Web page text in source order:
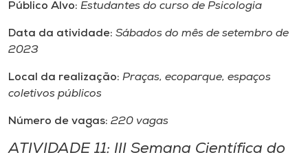
Público Alvo: Estudantes do curso de Psicologia
Data da atividade: Sábados do mês de setembro de
2023
Local da realização: Praças, ecoparque, espaços
coletivos públicos
Número de vagas: 220 vagas
ATIVIDADE 11: III Semana Científica do